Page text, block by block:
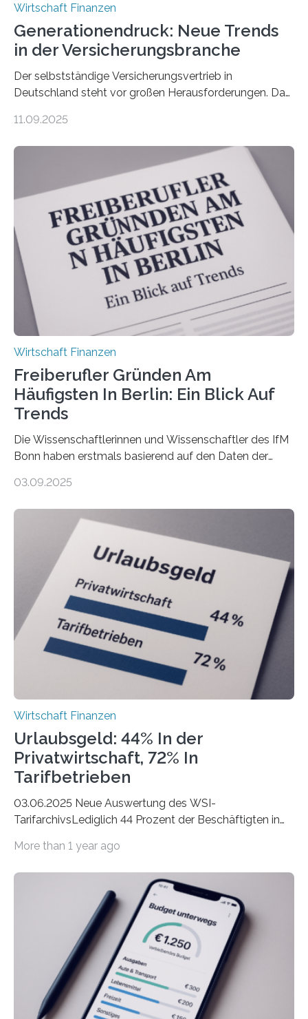
Wirtschaft Finanzen
Generationendruck: Neue Trends
in der Versicherungsbranche
Der selbstständige Versicherungsvertrieb in
Deutschland steht vor großen Herausforderungen. Das
Dr. Matthias Beenken und Prof. Dr. Lukas Linnenbrink
Bundesverbands Deutscher Versicherungskaufleute e.V.
durchgeführt haben. Die Studie basiert auf den
Antworten von 1.440 selbstständigen
Versicherungsvertreter*innen und -makler*innen. Ein
Ergebnis: Deutlich mehr als die Hälfte der Befragten ist
über 50 Jahre alt und wird in den nächsten Jahren eine
Nachfolgeregelung benötigen. Aber nur ein Drittel hat
bereits Regelungen…
11.09.2025
Wirtschaft Finanzen
Freiberufler Gründen Am
Häufigsten In Berlin: Ein Blick Auf
Trends
Die Wissenschaftlerinnen und Wissenschaftler des IfM
Bonn haben erstmals basierend auf den Daten der
Landkreise mit den meisten Gründungen von
ist demnach Berlin. Betrachtet man nur die Gründungen
der Freiberuflerinnen, so liegt Leipzig an der Spitze. In
Berlin starteten in 2024 die meisten Personen in eine
eigene freiberufliche Existenz, dahinter folgten die
Städte Hamburg, München und Köln. Betrachtet man
hingegen die Existenzgründungsintensität – die Anzahl
der freiberuflichen Gründungen je…
03.09.2025
Wirtschaft Finanzen
Urlaubsgeld: 44% In der
Privatwirtschaft, 72% In
Tarifbetrieben
03.06.2025 Neue Auswertung des WSI-
TarifarchivsLediglich 44 Prozent der Beschäftigten in
tarifgebundenen Betrieben ist der Anteil mit 72 Prozent
Unterkünfte fast überall deutlich teurer geworden. Für
viele Beschäftigte ist deshalb das zumeist im Juni oder
Juli ausgezahlte Urlaubsgeld ein wichtiger Faktor, um
sich den wohlverdienten Jahresurlaub leisten zu
können. Allerdings erhält mit 44 Prozent noch nicht
einmal die Hälfte aller Beschäftigten in der
Privatwirtschaft Urlaubsgeld. Zu diesem…
More than 1 year ago